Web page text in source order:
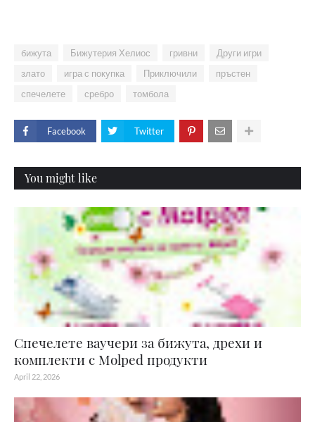
бижута Бижутерия Хелиос гривни
Други игри
злато
игра с покупка Приключили
пръстен
спечелете
сребро томбола
Facebook Twitter
You might like
Спечелете ваучери за бижута, дрехи и
комплекти с Molped продукти
April 22, 2026